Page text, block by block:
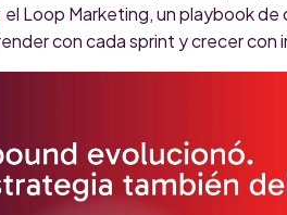
el Loop Marketing, un playbook
con cada sprint y crecer con